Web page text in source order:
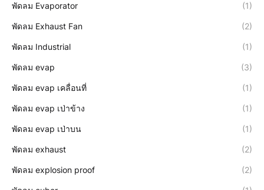
พัดลม Evaporator (1)
พัดลม Exhaust Fan (2)
พัดลม Industrial (1)
พัดลม evap (3)
พัดลม evap เคลื่อนที่ (1)
พัดลม evap เป่าข้าง (1)
พัดลม evap เป่าบน (1)
พัดลม exhaust (2)
พัดลม explosion proof (2)